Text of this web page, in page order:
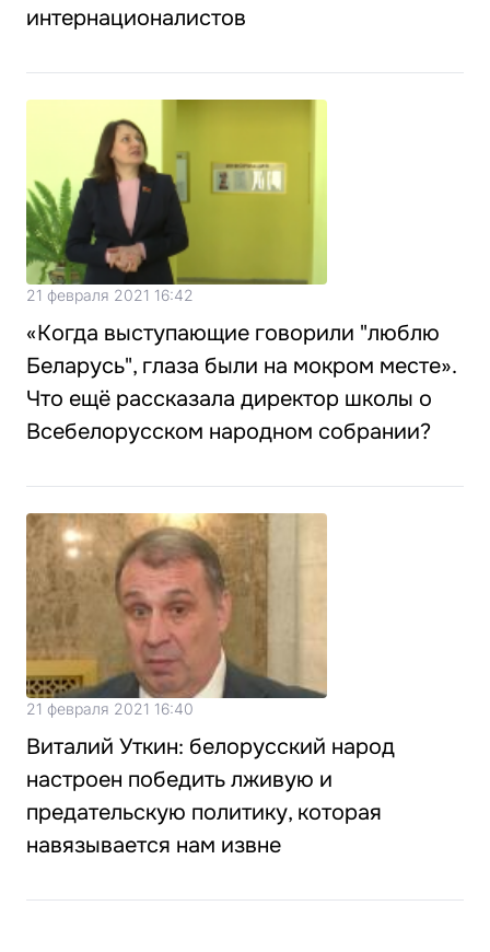
интернационалистов
21 февраля 2021 16:42
«Когда выступающие говорили "люблю
Беларусь", глаза были на мокром месте».
Что ещё рассказала директор школы о
Всебелорусском народном собрании?
21 февраля 2021 16:40
Виталий Уткин: белорусский народ
настроен победить лживую и
предательскую политику, которая
навязывается нам извне